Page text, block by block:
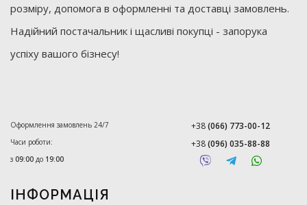
розміру, допомога в оформленні та доставці замовлень.
Надійний постачальник і щасливі покупці - запорука
успіху вашого бізнесу!
Оформлення замовлень 24/7
Часи роботи:
з 09:00 до 19:00
+38(066) 773-00-12
+38(096) 035-88-88
ІНФОРМАЦІЯ